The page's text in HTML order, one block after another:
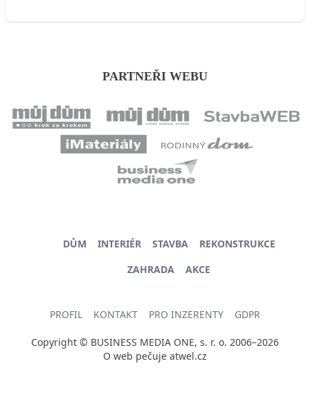
PARTNEŘI WEBU
DŮM INTERIÉR STAVBA
REKONSTRUKCE
ZAHRADA
AKCE
PROFIL KONTAKT PRO INZERENTY GDPR
Copyright © BUSINESS MEDIA ONE, s. r. o. 2006–2026